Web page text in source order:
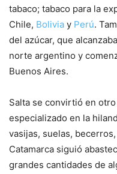
tabaco; tabaco para la
Chile, Bolivia y Perú.
del azúcar, que
norte argentino y
Buenos Aires.
Salta se convirtió en
especializado en la
vasijas, suelas,
Catamarca siguió
grandes cantidades de